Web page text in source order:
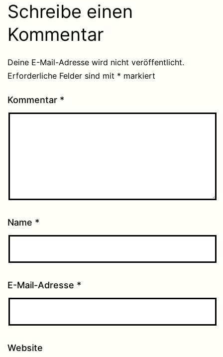
Schreibe einen
Kommentar
Deine E-Mail-Adresse wird nicht veröffentlicht.
Erforderliche Felder sind mit * markiert
Kommentar *
Name *
E-Mail-Adresse *
Website